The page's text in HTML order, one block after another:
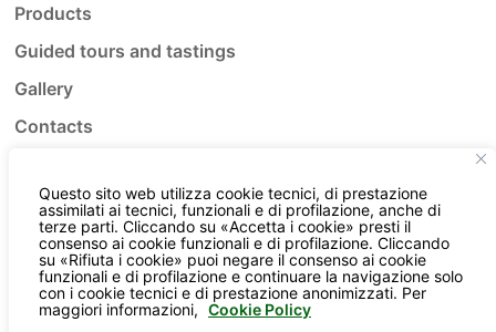
Questo sito web utilizza cookie tecnici, di prestazione
assimilati ai tecnici, funzionali e di profilazione, anche di
terze parti. Cliccando su «Accetta i cookie» presti il
consenso ai cookie funzionali e di profilazione. Cliccando
su «Rifiuta i cookie» puoi negare il consenso ai cookie
funzionali e di profilazione e continuare la navigazione solo
con i cookie tecnici e di prestazione anonimizzati. Per
maggiori informazioni, Cookie Policy
Products
Guided tours and tastings
Gallery
Contacts
Social